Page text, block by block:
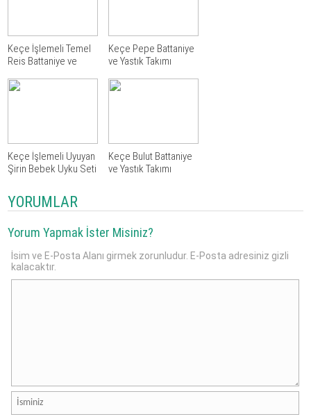
Keçe İşlemeli Temel
Reis Battaniye ve
Keçe Pepe Battaniye
ve Yastık Takımı
Keçe İşlemeli Uyuyan
Şirin Bebek Uyku Seti
Keçe Bulut Battaniye
ve Yastık Takımı
YORUMLAR
Yorum Yapmak İster Misiniz?
İsim ve E-Posta Alanı girmek zorunludur. E-Posta adresiniz gizli
kalacaktır.